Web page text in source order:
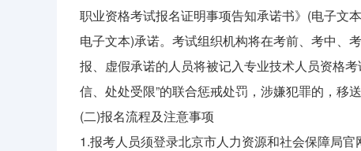
职业资格考试报名证明事项告知承诺书》(电子文
电子文本)承诺。考试组织机构将在考前、考中、
报、虚假承诺的人员将被记入专业技术人员资格
信、处处受限”的联合惩戒处罚，涉嫌犯罪的，移送
(二)报名流程及注意事项
1.报考人员须登录北京市人力资源和社会保障局